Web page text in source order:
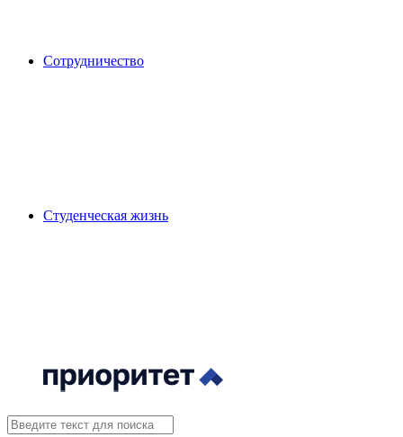
Сотрудничество
Студенческая жизнь